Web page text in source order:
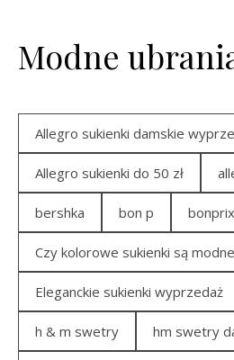
Modne
Allegro sukienki damskie
Allegro sukienki do 50 zł
bershka bon p
Czy kolorowe sukienki są
Eleganckie sukienki wyprzedaż
h & m swetry hm swetry